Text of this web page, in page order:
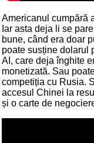
Americanul cumpără
Iar asta deja li se
bune, când era doar
poate susține dolarul
AI, care deja înghite
monetizată. Sau
competiția cu Rusia.
accesul Chinei la
și o carte de